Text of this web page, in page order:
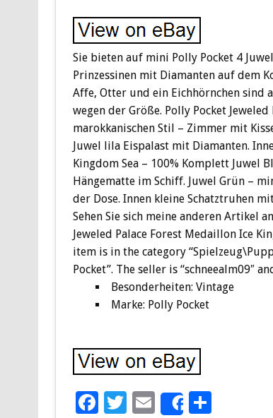
Sie bieten auf mini Polly Pocket 4
Prinzessinen mit Diamanten auf dem
Affe, Otter und ein Eichhörnchen sind
wegen der Größe. Polly Pocket
marokkanischen Stil – Zimmer mit
Juwel lila Eispalast mit Diamanten.
Kingdom Sea – 100% Komplett Juwel
Hängematte im Schiff. Juwel Grün –
der Dose. Innen kleine Schatztruhen
Sehen Sie sich meine anderen Artikel
Jeweled Palace Forest Medaillon Ice
item is in the category
Pocket”. The seller is “schneealm09″
Besonderheiten: Vintage
Marke: Polly Pocket
F
T E
Share
S